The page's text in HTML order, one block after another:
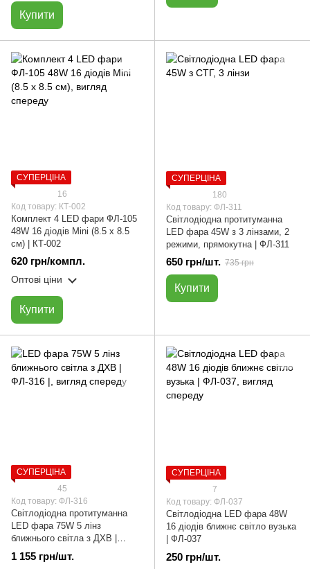
Купити
СУПЕРЦІНА
16
Код товару: КТ-002
Комплект 4 LED фари ФЛ-105
48W 16 діодів Мini (8.5 х 8.5
см) | КТ-002
620 грн/компл.
Оптові ціни
Купити
СУПЕРЦІНА
180
Код товару: ФЛ-311
Світлодіодна протитуманна
LED фара 45W з 3 лінзами, 2
режими, прямокутна | ФЛ-311
650 грн/шт. 735 грн
Купити
СУПЕРЦІНА
45
Код товару: ФЛ-316
Cвітлодіодна протитуманна
LED фара 75W 5 лінз
ближнього світла з ДХВ |
ФЛ-316 | прямокутна
1 155 грн/шт.
СУПЕРЦІНА
7
Код товару: ФЛ-037
Світлодіодна LED фара 48W
16 діодів ближнє світло вузька
| ФЛ-037
250 грн/шт.